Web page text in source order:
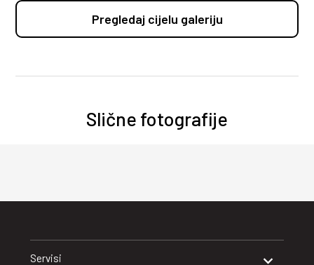
Pregledaj cijelu galeriju
Slične fotografije
Servisi